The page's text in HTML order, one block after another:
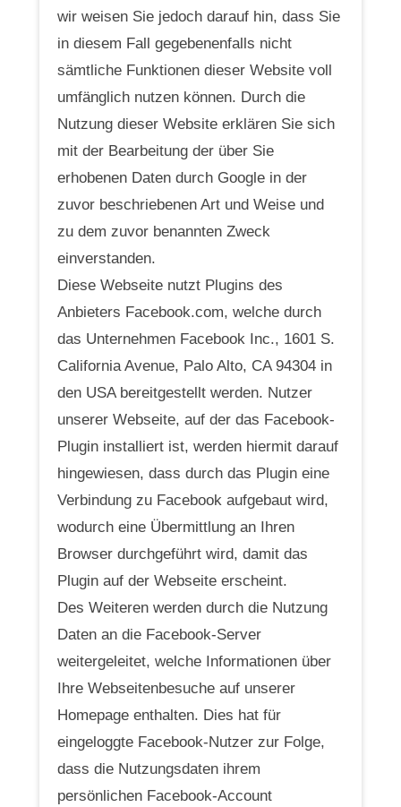
wir weisen Sie jedoch darauf hin, dass Sie
in diesem Fall gegebenenfalls nicht
sämtliche Funktionen dieser Website voll
umfänglich nutzen können. Durch die
Nutzung dieser Website erklären Sie sich
mit der Bearbeitung der über Sie
erhobenen Daten durch Google in der
zuvor beschriebenen Art und Weise und
zu dem zuvor benannten Zweck
einverstanden.
Diese Webseite nutzt Plugins des
Anbieters Facebook.com, welche durch
das Unternehmen Facebook Inc., 1601 S.
California Avenue, Palo Alto, CA 94304 in
den USA bereitgestellt werden. Nutzer
unserer Webseite, auf der das Facebook-
Plugin installiert ist, werden hiermit darauf
hingewiesen, dass durch das Plugin eine
Verbindung zu Facebook aufgebaut wird,
wodurch eine Übermittlung an Ihren
Browser durchgeführt wird, damit das
Plugin auf der Webseite erscheint.
Des Weiteren werden durch die Nutzung
Daten an die Facebook-Server
weitergeleitet, welche Informationen über
Ihre Webseitenbesuche auf unserer
Homepage enthalten. Dies hat für
eingeloggte Facebook-Nutzer zur Folge,
dass die Nutzungsdaten ihrem
persönlichen Facebook-Account